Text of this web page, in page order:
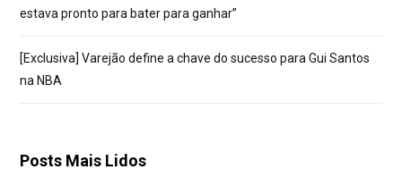
estava pronto para bater para ganhar”
[Exclusiva] Varejão define a chave do sucesso para Gui Santos
na NBA
Posts Mais Lidos